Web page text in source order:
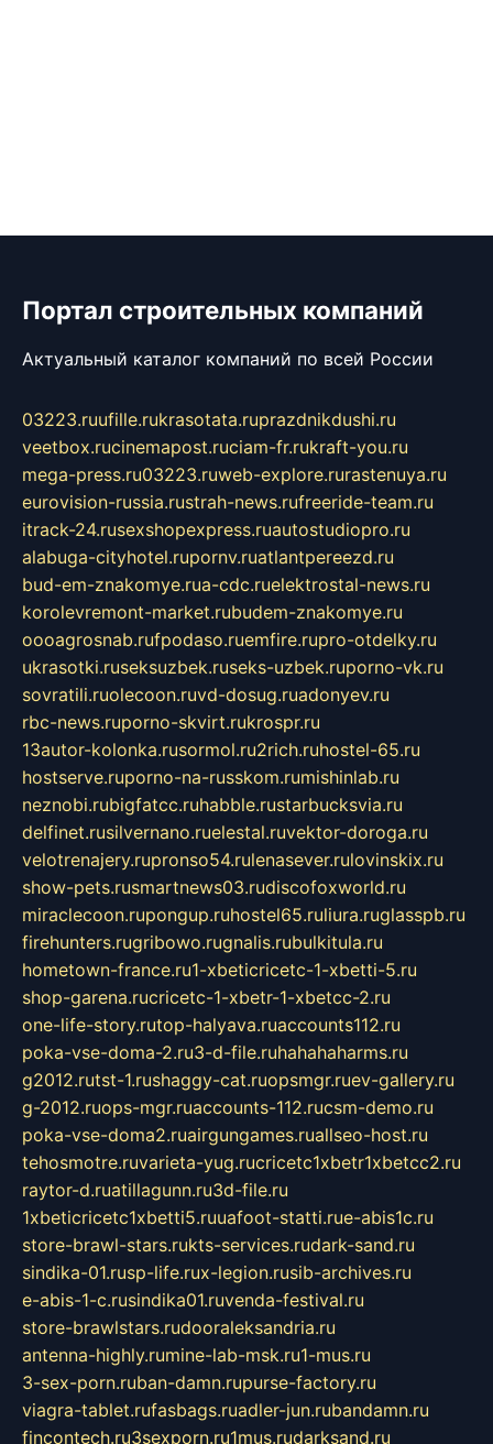
Портал строительных компаний
Актуальный каталог компаний по всей России
03223.ruufille.rukrasotata.ruprazdnikdushi.ru
veetbox.rucinemapost.ruciam-fr.rukraft-you.ru
mega-press.ru03223.ruweb-explore.rurastenuya.ru
eurovision-russia.rustrah-news.rufreeride-team.ru
itrack-24.rusexshopexpress.ruautostudiopro.ru
alabuga-cityhotel.rupornv.ruatlantpereezd.ru
bud-em-znakomye.rua-cdc.ruelektrostal-news.ru
korolevremont-market.rubudem-znakomye.ru
oooagrosnab.rufpodaso.ruemfire.rupro-otdelky.ru
ukrasotki.ruseksuzbek.ruseks-uzbek.ruporno-vk.ru
sovratili.ruolecoon.ruvd-dosug.ruadonyev.ru
rbc-news.ruporno-skvirt.rukrospr.ru
13autor-kolonka.rusormol.ru2rich.ruhostel-65.ru
hostserve.ruporno-na-russkom.rumishinlab.ru
neznobi.rubigfatcc.ruhabble.rustarbucksvia.ru
delfinet.rusilvernano.ruelestal.ruvektor-doroga.ru
velotrenajery.rupronso54.rulenasever.rulovinskix.ru
show-pets.rusmartnews03.rudiscofoxworld.ru
miraclecoon.rupongup.ruhostel65.ruliura.ruglasspb.ru
firehunters.rugribowo.rugnalis.rubulkitula.ru
hometown-france.ru1-xbeticricetc-1-xbetti-5.ru
shop-garena.rucricetc-1-xbetr-1-xbetcc-2.ru
one-life-story.rutop-halyava.ruaccounts112.ru
poka-vse-doma-2.ru3-d-file.ruhahahaharms.ru
g2012.rutst-1.rushaggy-cat.ruopsmgr.ruev-gallery.ru
g-2012.ruops-mgr.ruaccounts-112.rucsm-demo.ru
poka-vse-doma2.ruairgungames.ruallseo-host.ru
tehosmotre.ruvarieta-yug.rucricetc1xbetr1xbetcc2.ru
raytor-d.ruatillagunn.ru3d-file.ru
1xbeticricetc1xbetti5.ruuafoot-statti.rue-abis1c.ru
store-brawl-stars.rukts-services.rudark-sand.ru
sindika-01.rusp-life.rux-legion.rusib-archives.ru
e-abis-1-c.rusindika01.ruvenda-festival.ru
store-brawlstars.rudooraleksandria.ru
antenna-highly.rumine-lab-msk.ru1-mus.ru
3-sex-porn.ruban-damn.rupurse-factory.ru
viagra-tablet.rufasbags.ruadler-jun.rubandamn.ru
fincontech.ru3sexporn.ru1mus.rudarksand.ru